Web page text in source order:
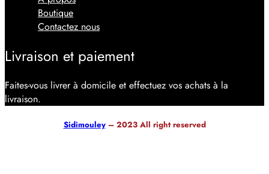
Boutique
Contactez nous
Livraison et paiement
Faites-vous livrer à domicile et effectuez vos achats à la
livraison.
Sidimouley– 2023 All right reserved